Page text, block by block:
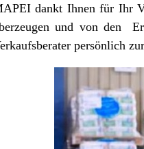
dankt Ihnen für Ihr
und von den
persönlich